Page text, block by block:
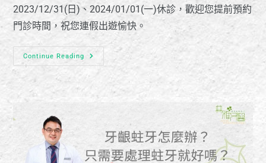
2023/12/31(日)、2024/01/01(一)休診，歡迎您提前預約
門診時間，祝您連假出遊愉快。
Continue Reading